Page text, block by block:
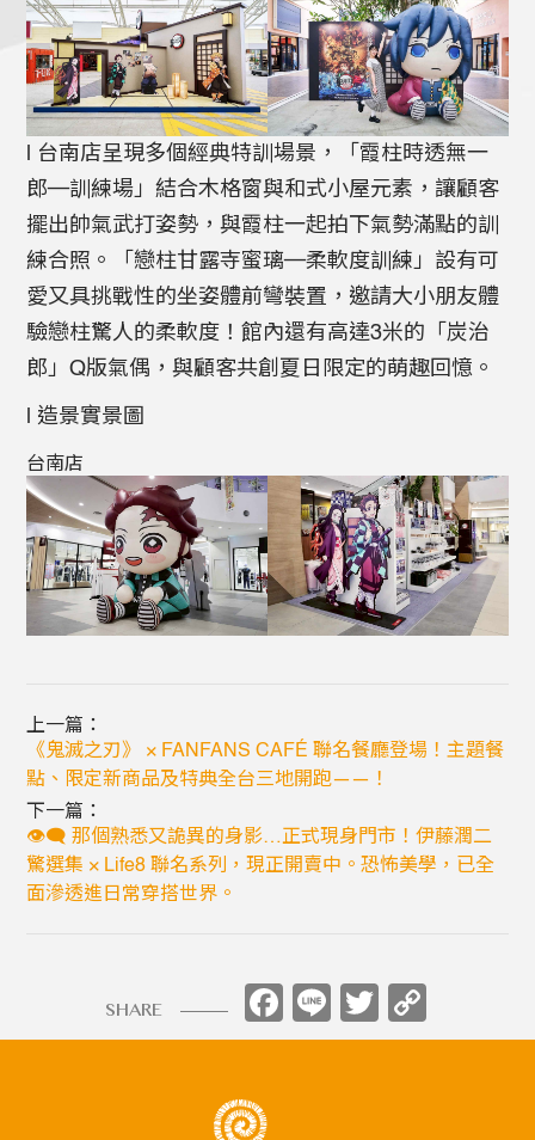
l 台南店呈現多個經典特訓場景，「霞柱時透無一
郎─訓練場」結合木格窗與和式小屋元素，讓顧客
擺出帥氣武打姿勢，與霞柱一起拍下氣勢滿點的訓
練合照。「戀柱甘露寺蜜璃─柔軟度訓練」設有可
愛又具挑戰性的坐姿體前彎裝置，邀請大小朋友體
驗戀柱驚人的柔軟度！館內還有高達3米的「炭治
郎」Q版氣偶，與顧客共創夏日限定的萌趣回憶。
l 造景實景圖
台南店
上一篇：
《鬼滅之刃》 × FANFANS CAFÉ 聯名餐廳登場！主題餐
點、限定新商品及特典全台三地開跑——！
下一篇：
👁‍🗨 那個熟悉又詭異的身影…正式現身門市！伊藤潤二
驚選集 × Life8 聯名系列，現正開賣中。恐怖美學，已全
面滲透進日常穿搭世界。
SHARE Facebook
LineTwitter
Link